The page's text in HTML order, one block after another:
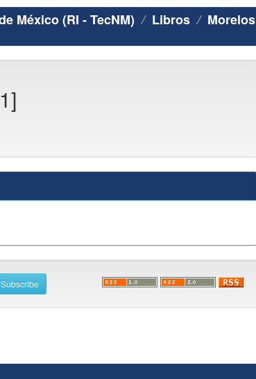
México (RI - TecNM) Libros Morelos